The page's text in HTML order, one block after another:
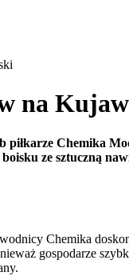
na
piłkarze Chemika
ze sztuczną
Chemika
gospodarze